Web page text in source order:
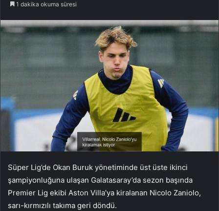
1 dakika okuma süresi
Süper Lig’de Okan Buruk yönetiminde üst üste ikinci
şampiyonluğuna ulaşan Galatasaray’da sezon başında
Premier Lig ekibi Aston Villa’ya kiralanan Nicolo Zaniolo,
sarı-kırmızılı takıma geri döndü.